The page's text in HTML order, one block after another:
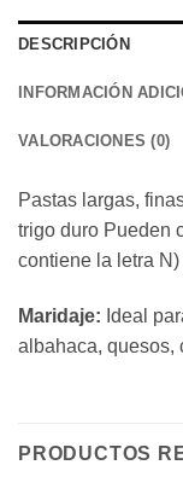
DESCRIPCIÓN
INFORMACIÓN
VALORACIONES (0)
Pastas largas,
trigo duro Pueden
contiene la letra
Maridaje: Ideal
albahaca, quesos,
PRODUCTOS